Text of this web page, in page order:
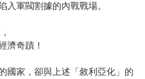
入軍閥割據的內戰戰場。
濟奇蹟！
國家，卻與上述「敘利亞化」的